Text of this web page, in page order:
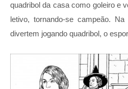
quadribol da casa como goleiro e
letivo, tornando-se campeão.
divertem jogando quadribol, o